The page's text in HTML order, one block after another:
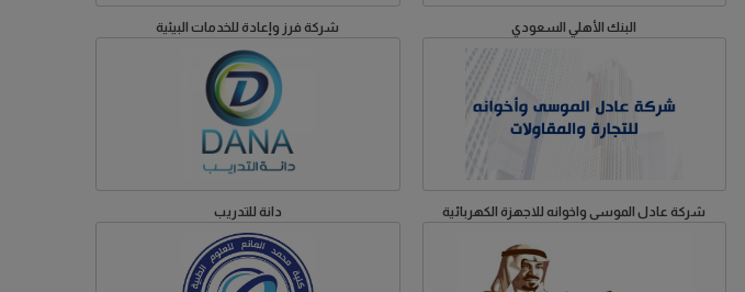
البنك الأهلي السعودي شركة فرز وإعادة للخدمات البيئية
شركة عادل الموسى واخوانه للاجهزة الكهربائية دانة للتدريب